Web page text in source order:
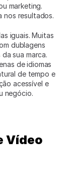
marketing.
nos resultados.
iguais. Muitas
dublagens
sua marca.
de idiomas
de tempo e
acessível e
negócio.
Vídeo